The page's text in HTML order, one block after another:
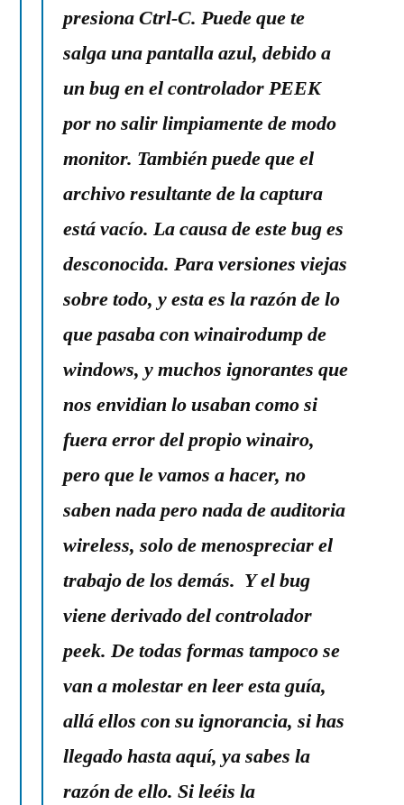
presiona Ctrl-C. Puede que te
salga una pantalla azul, debido a
un bug en el controlador PEEK
por no salir limpiamente de modo
monitor. También puede que el
archivo resultante de la captura
está vacío. La causa de este bug es
desconocida. Para versiones viejas
sobre todo, y esta es la razón de lo
que pasaba con winairodump de
windows, y muchos ignorantes que
nos envidian lo usaban como si
fuera error del propio winairo,
pero que le vamos a hacer, no
saben nada pero nada de auditoria
wireless, solo de menospreciar el
trabajo de los demás. Y el bug
viene derivado del controlador
peek. De todas formas tampoco se
van a molestar en leer esta guía,
allá ellos con su ignorancia, si has
llegado hasta aquí, ya sabes la
razón de ello. Si leéis la